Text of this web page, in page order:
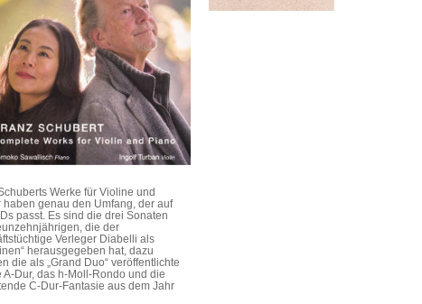
Werke für Violine und
haben genau den Umfang, der auf
passt. Es sind die drei Sonaten
die der
Verleger Diabelli als
herausgegeben hat, dazu
die als „Grand Duo“ veröffentlichte
A-Dur, das h-Moll-Rondo und die
C-Dur-Fantasie aus dem Jahr